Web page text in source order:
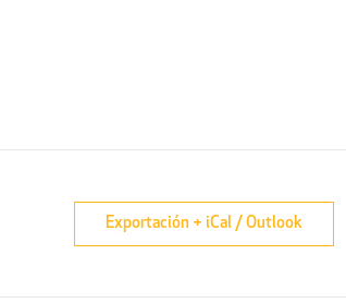
Exportación + iCal / Outlook